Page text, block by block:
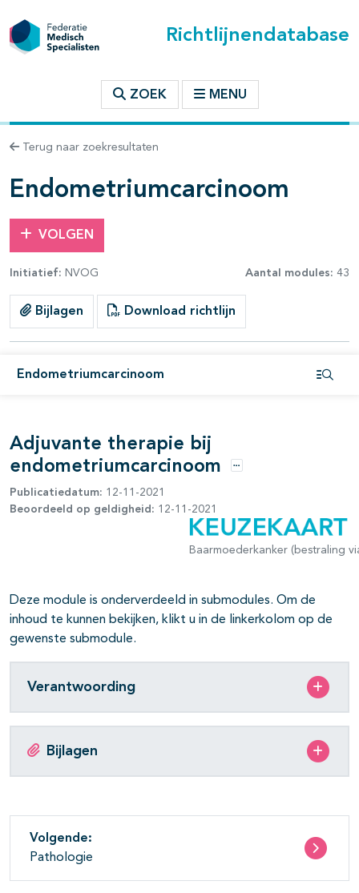
Richtlijnendatabase
ZOEK MENU
Terug naar zoekresultaten
Endometriumcarcinoom
VOLGEN
Initiatief: NVOG Aantal modules: 43
Bijlagen Download richtlijn
Endometriumcarcinoom
binnen deze richtlijn
open- en dichtklappen
open- en dichtklappen
open- en dichtklappen
Adjuvante therapie bij
endometriumcarcinoom
Opties
Publicatiedatum: 12-11-2021
Beoordeeld op geldigheid: 12-11-2021
Baarmoederkanker (bestraling
Deze module is onderverdeeld in submodules. Om de
inhoud te kunnen bekijken, klikt u in de linkerkolom op de
gewenste submodule.
Verantwoording
Bijlagen
Volgende:
Pathologie